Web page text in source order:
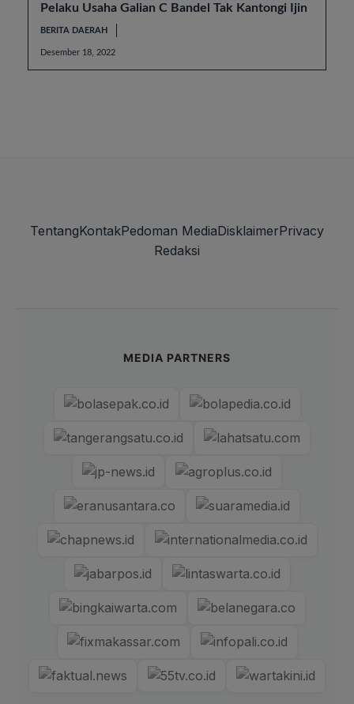
Pelaku Usaha Galian C Bandel Tak Kantongi Ijin
BERITA DAERAH
Desember 18, 2022
TentangKontakPedoman MediaDisklaimerPrivacy
Redaksi
MEDIA PARTNERS